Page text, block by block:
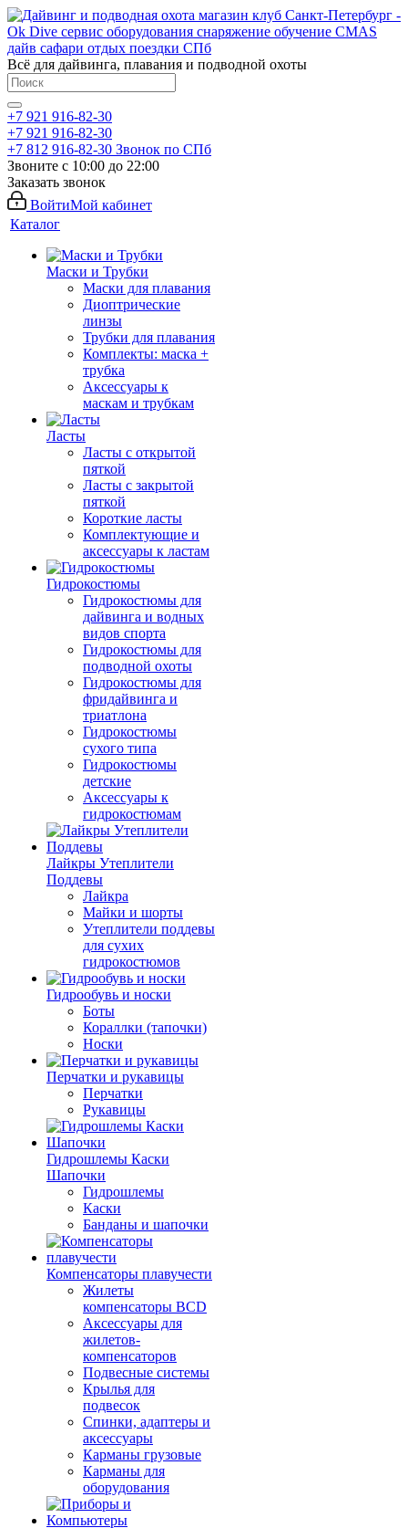
Всё для дайвинга, плавания и подводной охоты
+7 921 916-82-30
+7 921 916-82-30
+7 812 916-82-30 Звонок по СПб
Звоните с 10:00 до 22:00
Заказать звонок
ВойтиМой кабинет
Каталог
Маски и Трубки
Маски для плавания
Диоптрические
линзы
Трубки для плавания
Комплекты: маска +
трубка
Аксессуары к
маскам и трубкам
Ласты
Ласты с открытой
пяткой
Ласты с закрытой
пяткой
Короткие ласты
Комплектующие и
аксессуары к ластам
Гидрокостюмы
Гидрокостюмы для
дайвинга и водных
видов спорта
Гидрокостюмы для
подводной охоты
Гидрокостюмы для
фридайвинга и
триатлона
Гидрокостюмы
сухого типа
Гидрокостюмы
детские
Аксессуары к
гидрокостюмам
Лайкры Утеплители
Поддевы
Лайкра
Майки и шорты
Утеплители поддевы
для сухих
гидрокостюмов
Гидрообувь и носки
Боты
Кораллки (тапочки)
Носки
Перчатки и рукавицы
Перчатки
Рукавицы
Гидрошлемы Каски
Шапочки
Гидрошлемы
Каски
Банданы и шапочки
Компенсаторы плавучести
Жилеты
компенсаторы BCD
Аксессуары для
жилетов-
компенсаторов
Подвесные системы
Крылья для
подвесок
Спинки, адаптеры и
аксессуары
Карманы грузовые
Карманы для
оборудования